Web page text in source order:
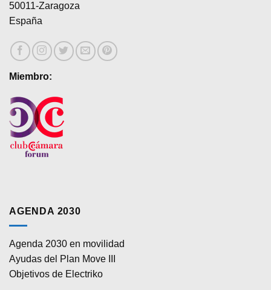
50011-Zaragoza
España
Miembro:
AGENDA 2030
Agenda 2030 en movilidad
Ayudas del Plan Move III
Objetivos de Electriko